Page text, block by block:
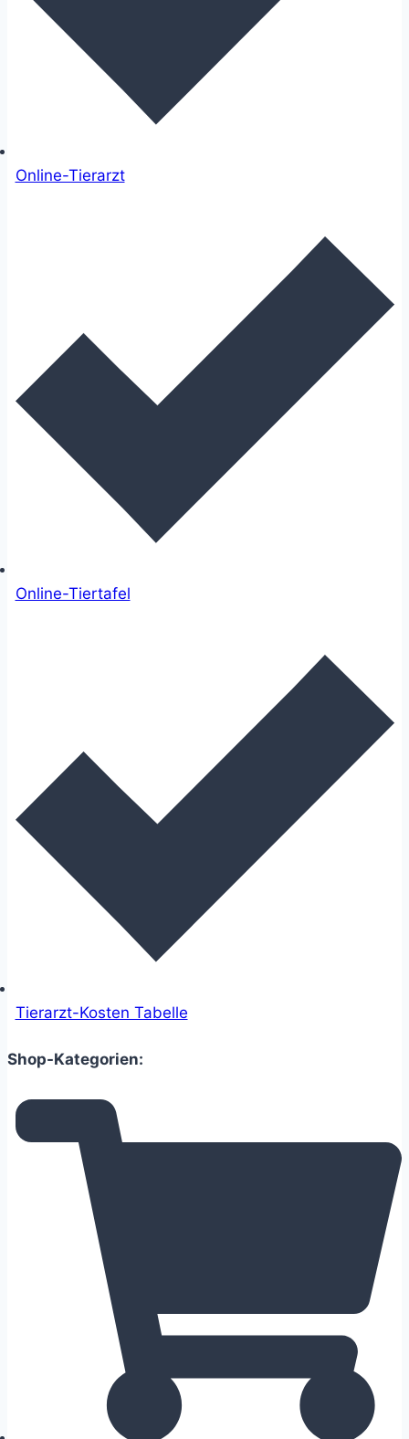
Online-Tierarzt
Online-Tiertafel
Tierarzt-Kosten Tabelle
Shop-Kategorien: